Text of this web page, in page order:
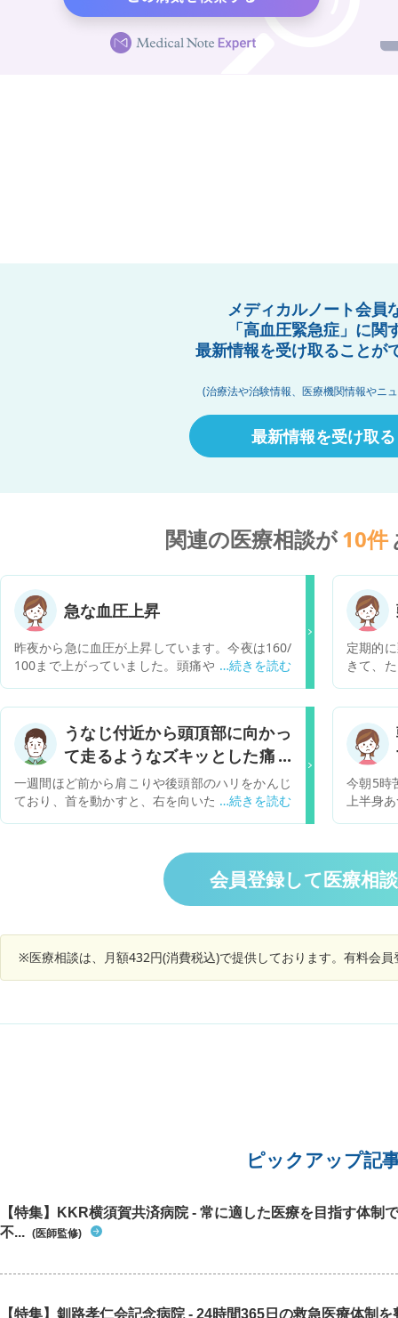
メディカルノート会員
「高血圧緊急症」に関
最新情報を受け取ることが
(治療法や治験情報、医療機関情報やニ
最新情報を受け取る
関連の医療相談が10件
急な血圧上昇
昨夜から急に血圧が上昇しています。今夜は160/
100まで上がっていました。頭痛や吐き気などは
がたまに60を切ることがあり、逆に低さを心配し
ていました。 以前心電図で引っ掛かったことがあ
りましたが、特に精密検査はしておらず、経過観
このようになったりしますか？ また、受診の目安
を教えていただけますでしょうか。 よろしくお願
いします。
定期的
きて、
あふあ
あふあ
変な感
うなじ付近から頭頂部に向かっ
て走るようなズキッとした痛み
について
一週間ほど前から肩こりや後頭部のハリをかんじ
ており、首を動かすと、右を向いたときや、俯い
や眼精疲労もあったため、ネットで調べたとこ
ろ、緊張性頭痛や後頭神経痛だろうと思っていま
した。 首もとを触っていたり、肩のツボを押して
いるときは痛みが消えるのですが、右のこめかみ
ころ、頸骨動脈？で脳梗塞を起こしていたことが
わかりました。 しかし、お医者様が言うにはバイ
や神経痛だと気にしない方が良いのでしょうか？
今朝5時
上半身
行くべ
会員登録して医療相
※医療相談は、月額432円(消費税込)で提供しております。有料会
ピックアップ記
【特集】KKR横須賀共済病院 - 常に適した医療を目指す体制
不... (医師監修)
【特集】釧路孝仁会記念病院 - 24時間365日の救急医療体制